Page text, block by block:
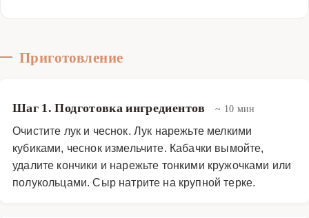
Приготовление
Шаг 1. Подготовка ингредиентов ~ 10 мин
Очистите лук и чеснок. Лук нарежьте мелкими
кубиками, чеснок измельчите. Кабачки вымойте,
удалите кончики и нарежьте тонкими кружочками или
полукольцами. Сыр натрите на крупной терке.